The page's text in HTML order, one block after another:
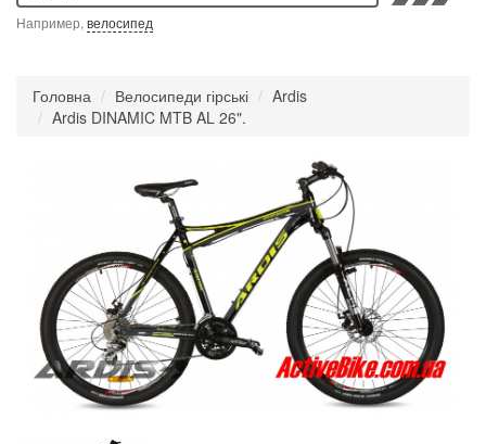
Например, велосипед
Головна Велосипеди гірські
Ardis
Ardis DINAMIC MTB AL 26".